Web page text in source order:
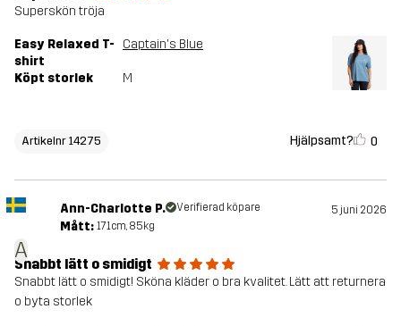
Superskön tröja
Easy Relaxed T-
shirt
Captain's Blue
Köpt storlek M
Artikelnr 14275 Hjälpsamt? 0
A
Ann-Charlotte P. Verifierad köpare 5 juni 2026
Mått: 171cm, 85kg
Snabbt lätt o smidigt
Snabbt lätt o smidigt! Sköna kläder o bra kvalitet. Lätt att returnera
o byta storlek